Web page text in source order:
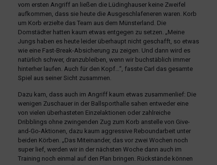
vom ersten Angriff an ließen die Lüdinghauser keine Zweifel
aufkommen, dass sie heute die Ausgeschlafeneren waren. Korb
um Korb erzielte das Team aus dem Münsterland. Die
Domstädter hatten kaum etwas entgegen zu setzen. „Meine
Jungs haben es heute leider überhaupt nicht geschafft, so etwas
wie eine Fast-Break-Absicherung zu zeigen. Und dann wird es
natürlich schwer, dranzubleiben, wenn wir buchstäblich immer
hinterher laufen. Auch für den Kopf…“, fasste Carl das gesamte
Spiel aus seiner Sicht zusammen.
Dazu kam, dass auch im Angriff kaum etwas zusammenlief: Die
wenigen Zuschauer in der Ballsporthalle sahen entweder eine
von vielen überhasteten Einzelaktionen oder zahlreiche
Dribblings ohne zwingenden Zug zum Korb anstelle von Give-
and-Go-Aktionen, dazu kaum aggressive Reboundarbeit unter
beiden Körben. „Das Miteinander, das vor zwei Wochen noch
super lief, werden wir in der nächsten Woche dann auch im
Training noch einmal auf den Plan bringen. Rückstände können